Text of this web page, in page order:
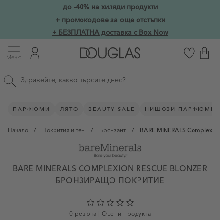
Прескачане към съдържаниетодо -40% на хиляди продукти
+ промокодове за още отстъпки
+ БЕЗПЛАТНА доставка с Box Now
Меню
ПАРФЮМИ ЛЯТО BEAUTY SALE НИШОВИ ПАРФЮМИ
Начало / Покрития и тен / Бронзант / BARE MINERALS
BARE MINERALS COMPLEXION RESCUE BLONZER
БРОНЗИРАЩО ПОКРИТИЕ
0 ревюта | Оцени продукта